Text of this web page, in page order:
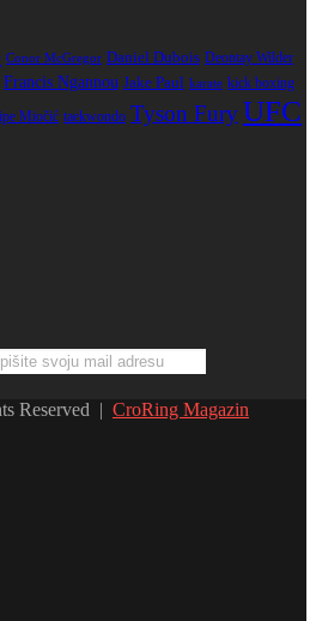
Conor McGregor Daniel Dubois Deontay Wilder
Francis Ngannou Jake Paul karate kick boxing
Miočić taekwondo Tyson FuryUFC
Reserved | CroRing Magazin